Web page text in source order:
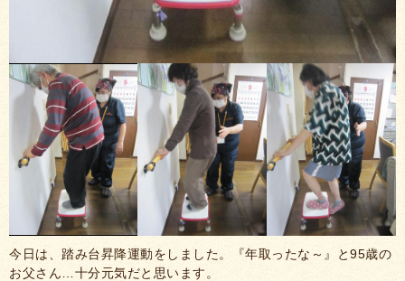
今日は、踏み台昇降運動をしました。『年取ったな～』と95歳の
お父さん…十分元気だと思います。